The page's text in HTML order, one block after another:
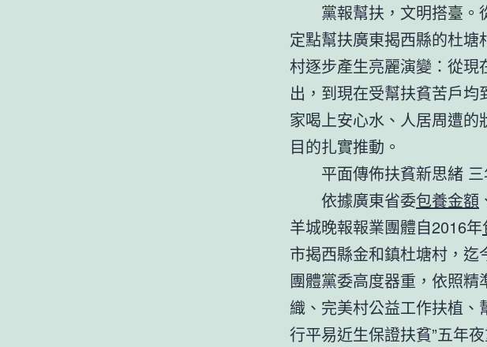
黨報幫扶，文明搭臺。
定點幫扶廣東揭西縣的杜
村逐步產生亮麗演變：從
出，到現在受幫扶貧苦戶
家喝上安心水、人居周遭
目的扎實推動。
平面傳佈扶貧新思緒 三
依據廣東省委包養金額
羊城晚報報業團體自2016年
市揭西縣金和鎮杜塘村，迄
團體黨委高度器重，依照精
織、完美村公益工作扶植
行平易近生保證扶貧”五年